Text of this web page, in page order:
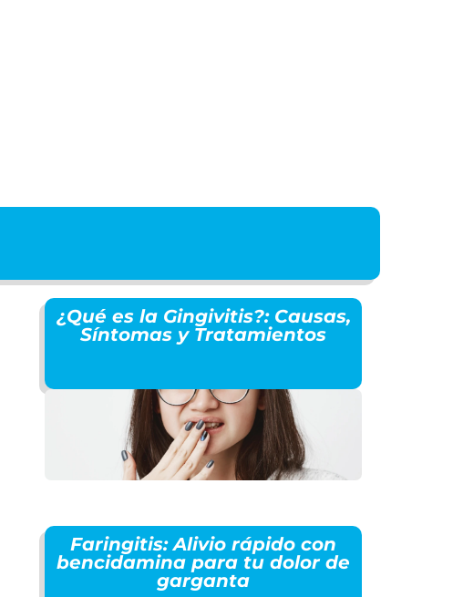
¿Qué es la Gingivitis?: Causas,
Síntomas y Tratamientos
Faringitis: Alivio rápido con
bencidamina para tu dolor de
garganta